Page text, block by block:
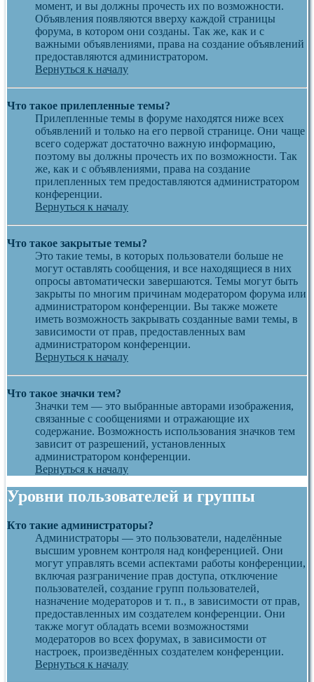
момент, и вы должны прочесть их по возможности.
Объявления появляются вверху каждой страницы
форума, в котором они созданы. Так же, как и с
важными объявлениями, права на создание объявлений
предоставляются администратором.
Вернуться к началу
Что такое прилепленные темы?
Прилепленные темы в форуме находятся ниже всех
объявлений и только на его первой странице. Они чаще
всего содержат достаточно важную информацию,
поэтому вы должны прочесть их по возможности. Так
же, как и с объявлениями, права на создание
прилепленных тем предоставляются администратором
конференции.
Вернуться к началу
Что такое закрытые темы?
Это такие темы, в которых пользователи больше не
могут оставлять сообщения, и все находящиеся в них
опросы автоматически завершаются. Темы могут быть
закрыты по многим причинам модератором форума или
администратором конференции. Вы также можете
иметь возможность закрывать созданные вами темы, в
зависимости от прав, предоставленных вам
администратором конференции.
Вернуться к началу
Что такое значки тем?
Значки тем — это выбранные авторами изображения,
связанные с сообщениями и отражающие их
содержание. Возможность использования значков тем
зависит от разрешений, установленных
администратором конференции.
Вернуться к началу
Уровни пользователей и группы
Кто такие администраторы?
Администраторы — это пользователи, наделённые
высшим уровнем контроля над конференцией. Они
могут управлять всеми аспектами работы конференции,
включая разграничение прав доступа, отключение
пользователей, создание групп пользователей,
назначение модераторов и т. п., в зависимости от прав,
предоставленных им создателем конференции. Они
также могут обладать всеми возможностями
модераторов во всех форумах, в зависимости от
настроек, произведённых создателем конференции.
Вернуться к началу